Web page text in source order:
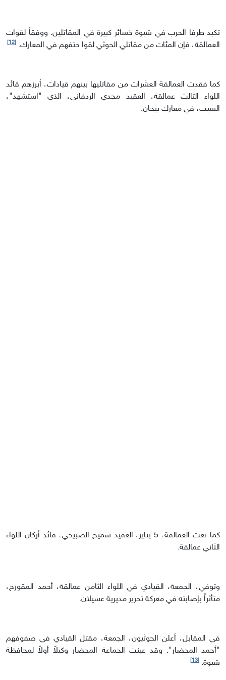
تكبد طرفا الحرب في شبوة خسائر كبيرة في المقاتلين. ووفقاً لقوات
العمالقة، فإن المئات من مقاتلي الحوثي لقوا حتفهم في المعارك. [12]
كما فقدت العمالقة العشرات من مقاتليها بينهم قيادات، أبرزهم قائد
اللواء الثالث عمالقة، العقيد مجدي الردفاني، الذي "استشهد"،
السبت، في معارك بيحان.
كما نعت العمالقة، 5 يناير، العقيد سميح الصبيحي، قائد أركان اللواء
الثاني عمالقة.
وتوفي، الجمعة، القيادي في اللواء الثامن عمالقة، أحمد المقورح،
متأثراً بإصابته في معركة تحرير مديرية عسيلان.
في المقابل، أعلن الحوثيون، الجمعة، مقتل القيادي في صفوفهم
"أحمد المحضار". وقد عينت الجماعة المحضار وكيلاً أولاً لمحافظة
شبوة. [13]